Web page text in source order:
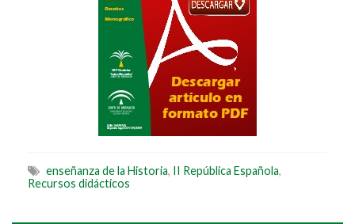
enseñanza de la Historia, II República Española,
Recursos didácticos